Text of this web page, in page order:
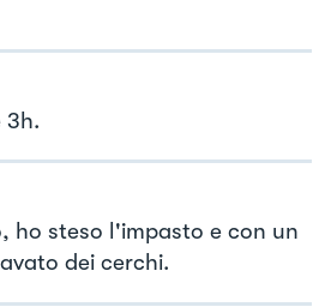
3h.
ho steso l'impasto e con un
dei cerchi.